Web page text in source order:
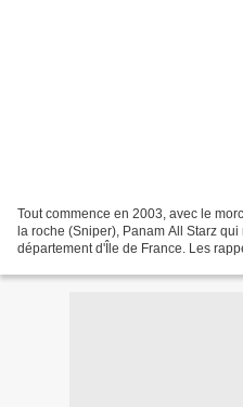
Tout commence en 2003, avec le
la roche (Sniper), Panam All Starz
département d'Île de France. Les